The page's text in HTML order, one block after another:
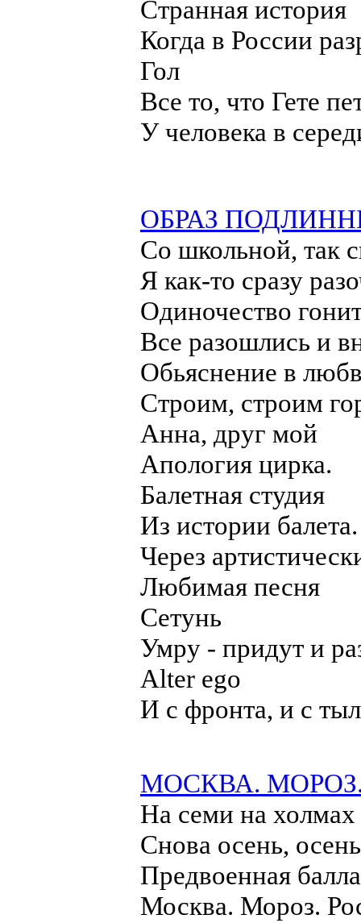
Странная история
Когда в России
Гол
Все то, что Гете
У человека в
ОБРАЗ
Со школьной, так
Я как-то сразу
Одиночество
Все разошлись и
Обьяснение в
Строим, строим
Анна, друг мой
Апология цирка.
Балетная студия
Из истории
Через
Любимая песня
Сетунь
Умру - придут и
Alter ego
И с фронта, и с
МОСКВА.
На семи на
Снова осень,
Предвоенная
Москва. Мороз.